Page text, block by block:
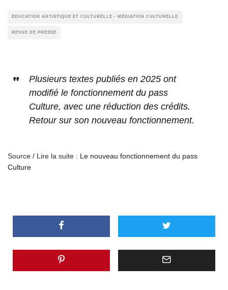
ÉDUCATION ARTISTIQUE ET CULTURELLE - MÉDIATION CULTURELLE
REVUE DE PRESSE
Plusieurs textes publiés en 2025 ont
modifié le fonctionnement du pass
Culture, avec une réduction des crédits.
Retour sur son nouveau fonctionnement.
Source / Lire la suite : Le nouveau fonctionnement du pass
Culture